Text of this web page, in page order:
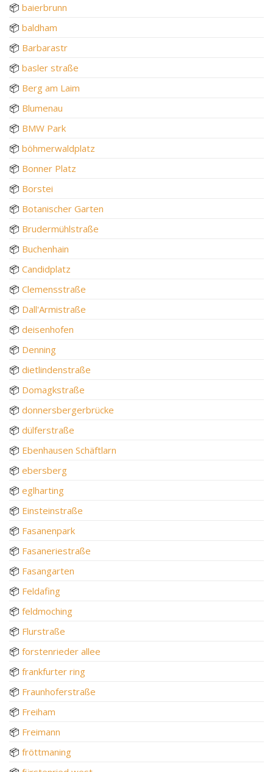
📦 baierbrunn
📦 baldham
📦 Barbarastr
📦 basler straße
📦 Berg am Laim
📦 Blumenau
📦 BMW Park
📦 böhmerwaldplatz
📦 Bonner Platz
📦 Borstei
📦 Botanischer Garten
📦 Brudermühlstraße
📦 Buchenhain
📦 Candidplatz
📦 Clemensstraße
📦 Dall'Armistraße
📦 deisenhofen
📦 Denning
📦 dietlindenstraße
📦 Domagkstraße
📦 donnersbergerbrücke
📦 dülferstraße
📦 Ebenhausen Schäftlarn
📦 ebersberg
📦 eglharting
📦 Einsteinstraße
📦 Fasanenpark
📦 Fasaneriestraße
📦 Fasangarten
📦 Feldafing
📦 feldmoching
📦 Flurstraße
📦 forstenrieder allee
📦 frankfurter ring
📦 Fraunhoferstraße
📦 Freiham
📦 Freimann
📦 fröttmaning